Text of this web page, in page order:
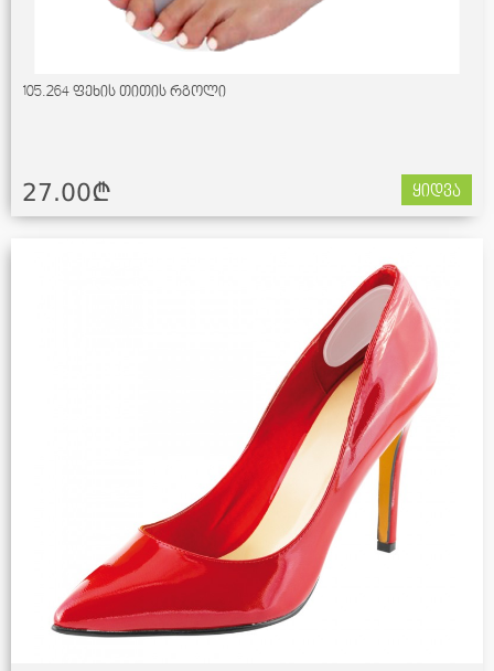
105.264 ფეხის თითის რგოლი
27.00¢ ყიდვა